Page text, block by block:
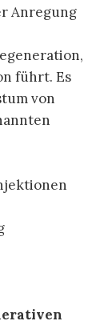
Anregung
führt. Es
von